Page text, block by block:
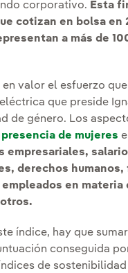
corporativo. Esta
cotizan en bolsa en
a más de
valor el esfuerzo
que preside
de género. Los
presencia de mujeres
empresariales,
derechos humanos,
en materia
índice, hay que
conseguida
de sostenibilidad